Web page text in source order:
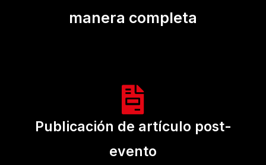
manera completa
Publicación de artículo post-
evento